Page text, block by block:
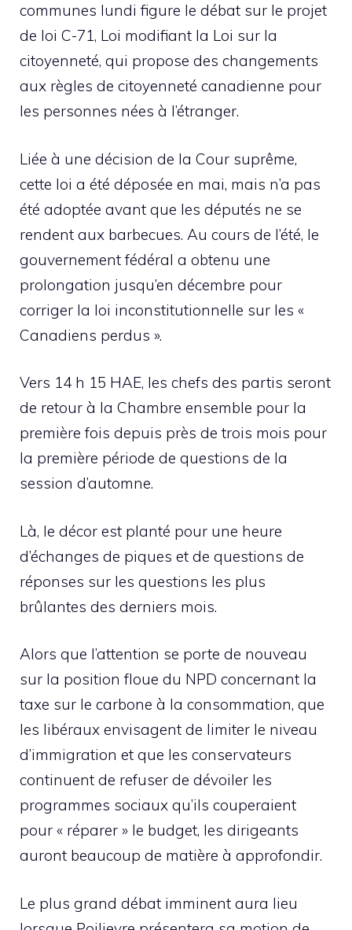
communes lundi figure le débat sur le projet
de loi C-71, Loi modifiant la Loi sur la
citoyenneté, qui propose des changements
aux règles de citoyenneté canadienne pour
les personnes nées à l’étranger.
Liée à une décision de la Cour suprême,
cette loi a été déposée en mai, mais n’a pas
été adoptée avant que les députés ne se
rendent aux barbecues. Au cours de l’été, le
gouvernement fédéral a obtenu une
prolongation jusqu’en décembre pour
corriger la loi inconstitutionnelle sur les «
Canadiens perdus ».
Vers 14 h 15 HAE, les chefs des partis seront
de retour à la Chambre ensemble pour la
première fois depuis près de trois mois pour
la première période de questions de la
session d’automne.
Là, le décor est planté pour une heure
d’échanges de piques et de questions de
réponses sur les questions les plus
brûlantes des derniers mois.
Alors que l’attention se porte de nouveau
sur la position floue du NPD concernant la
taxe sur le carbone à la consommation, que
les libéraux envisagent de limiter le niveau
d’immigration et que les conservateurs
continuent de refuser de dévoiler les
programmes sociaux qu’ils couperaient
pour « réparer » le budget, les dirigeants
auront beaucoup de matière à approfondir.
Le plus grand débat imminent aura lieu